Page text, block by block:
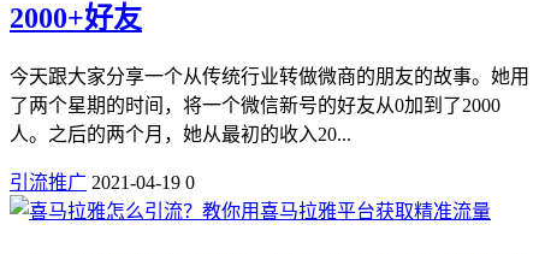
2000+好友
今天跟大家分享一个从传统行业转做微商的朋友的故事。她用
了两个星期的时间，将一个微信新号的好友从0加到了2000
人。之后的两个月，她从最初的收入20...
引流推广 2021-04-19 0